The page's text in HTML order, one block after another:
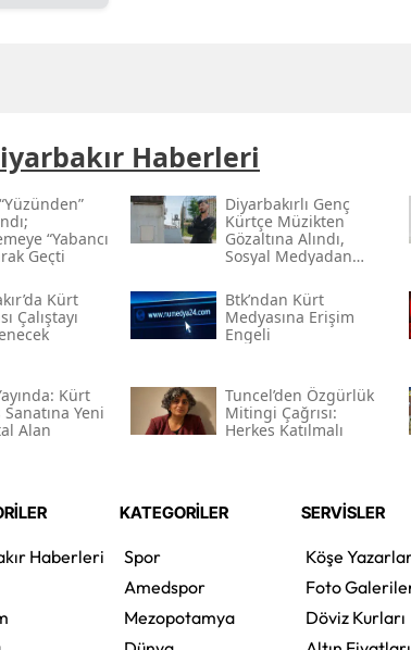
Haberleri
“yabancı
Geçti
Diyarbakırlı Genç
Kürtçe Müzikten
Gözaltına Alındı,
Sosyal Medyadan
Kürt
Çalıştayı
Btk’ndan Kürt
Medyasına Erişim
Engeli
Kürt
Yeni
Alan
Tuncel’den Özgürlük
Mitingi Çağrısı:
Herkes Katılmalı
Haberleri
KATEGORİLER
Spor
Amedspor
Mezopotamya
SERVİSLER
Köşe
Foto
Döviz Kurları